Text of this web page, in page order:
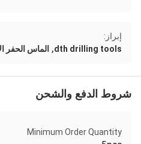
إبراز:
dth drilling tools
, الماس الحفر
شروط الدفع والشحن
Minimum Order Quantity